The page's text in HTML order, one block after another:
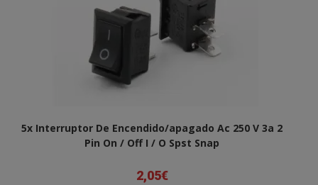
5x Interruptor De Encendido/apagado Ac 250 V 3a 2
Pin On / Off I / O Spst Snap
2,05€